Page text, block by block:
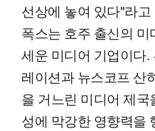
선상에 놓여 있다"라고
폭스는 호주 출신의
세운 미디어 기업이다.
레이션과 뉴스코프 산
을 거느린 미디어 제
성에 막강한 영향력을